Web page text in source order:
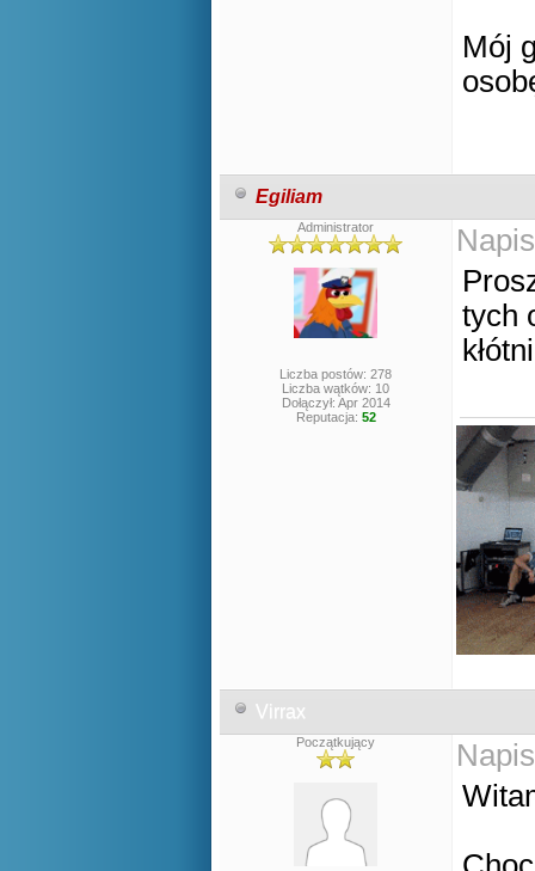
Mój
Egiliam
Administrator
Liczba postów: 278
Liczba wątków: 10
Dołączył: Apr 2014
Reputacja: 52
tych
Virrax
Początkujący